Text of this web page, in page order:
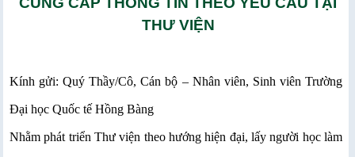
THƯ VIỆN
Kính gửi: Quý Thầy/Cô, Cán bộ – Nhân viên, Sinh viên Trường
Đại học Quốc tế Hồng Bàng
Nhằm phát triển Thư viện theo hướng hiện đại, lấy người học làm